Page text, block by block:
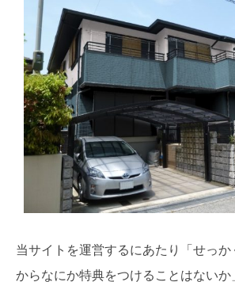
当サイトを運営するにあたり「せっ
からなにか特典をつけることはないか